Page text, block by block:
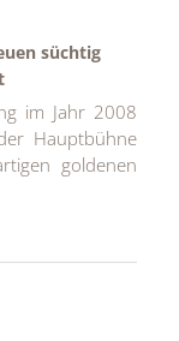
süchtig
im Jahr 2008
Hauptbühne
goldenen